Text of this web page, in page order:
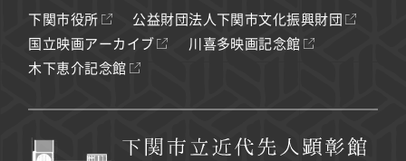
下関市役所
公益財団法人下関市文化振興財団
国立映画アーカイブ
川喜多映画記念館
木下恵介記念館